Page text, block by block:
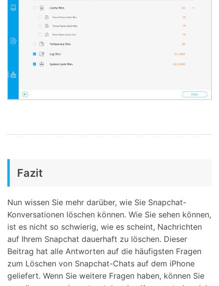
Fazit
Nun wissen Sie mehr darüber, wie Sie Snapchat-
Konversationen löschen können. Wie Sie sehen können,
ist es nicht so schwierig, wie es scheint, Nachrichten
auf Ihrem Snapchat dauerhaft zu löschen. Dieser
Beitrag hat alle Antworten auf die häufigsten Fragen
zum Löschen von Snapchat-Chats auf dem iPhone
geliefert. Wenn Sie weitere Fragen haben, können Sie